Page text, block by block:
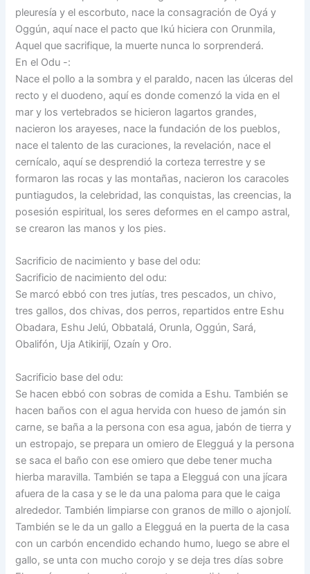
pleuresía y el escorbuto, nace la consagración de Oyá y
Oggún, aquí nace el pacto que Ikú hiciera con Orunmila,
Aquel que sacrifique, la muerte nunca lo sorprenderá.
En el Odu -:
Nace el pollo a la sombra y el paraldo, nacen las úlceras del
recto y el duodeno, aquí es donde comenzó la vida en el
mar y los vertebrados se hicieron lagartos grandes,
nacieron los arayeses, nace la fundación de los pueblos,
nace el talento de las curaciones, la revelación, nace el
cernícalo, aquí se desprendió la corteza terrestre y se
formaron las rocas y las montañas, nacieron los caracoles
puntiagudos, la celebridad, las conquistas, las creencias, la
posesión espiritual, los seres deformes en el campo astral,
se crearon las manos y los pies.
Sacrificio de nacimiento y base del odu:
Sacrificio de nacimiento del odu:
Se marcó ebbó con tres jutías, tres pescados, un chivo,
tres gallos, dos chivas, dos perros, repartidos entre Eshu
Obadara, Eshu Jelú, Obbatalá, Orunla, Oggún, Sará,
Obalifón, Uja Atikirijí, Ozaín y Oro.
Sacrificio base del odu:
Se hacen ebbó con sobras de comida a Eshu. También se
hacen baños con el agua hervida con hueso de jamón sin
carne, se baña a la persona con esa agua, jabón de tierra y
un estropajo, se prepara un omiero de Elegguá y la persona
se saca el baño con ese omiero que debe tener mucha
hierba maravilla. También se tapa a Elegguá con una jícara
afuera de la casa y se le da una paloma para que le caiga
alrededor. También limpiarse con granos de millo o ajonjolí.
También se le da un gallo a Elegguá en la puerta de la casa
con un carbón encendido echando humo, luego se abre el
gallo, se unta con mucho corojo y se deja tres días sobre